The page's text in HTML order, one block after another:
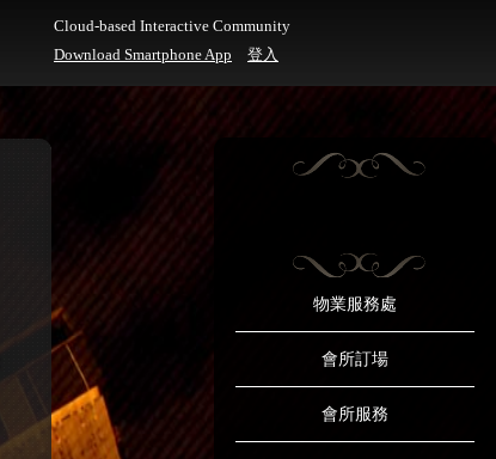
Cloud-based Interactive Community
Download Smartphone App
登入
物業服務處
會所訂場
會所服務